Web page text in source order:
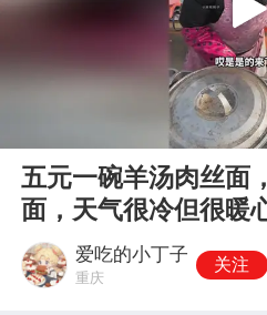
五元一碗羊汤肉丝面
面，天气很冷但很暖
爱吃的小丁子
重庆
关注